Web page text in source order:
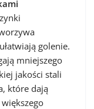
golenie.
mniejszego
jakości stali
które dają